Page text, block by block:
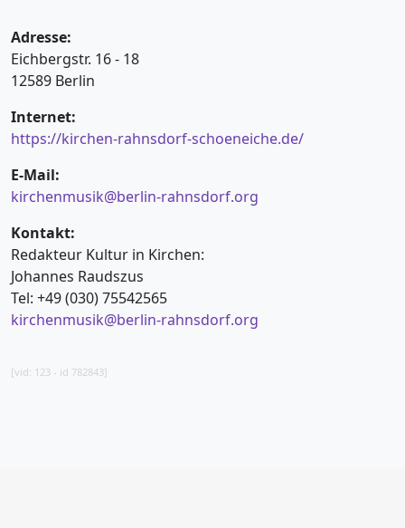
Adresse:
Eichbergstr. 16 - 18
12589 Berlin
Internet:
https://kirchen-rahnsdorf-schoeneiche.de/
E-Mail:
kirchenmusik@berlin-rahnsdorf.org
Kontakt:
Redakteur Kultur in Kirchen:
Johannes Raudszus
Tel: +49 (030) 75542565
kirchenmusik@berlin-rahnsdorf.org
[vid: 123 - id 782843]